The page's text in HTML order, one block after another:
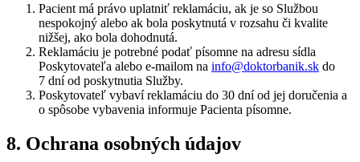
Pacient má právo uplatniť reklamáciu, ak je so Službou
nespokojný alebo ak bola poskytnutá v rozsahu či kvalite
nižšej, ako bola dohodnutá.
Reklamáciu je potrebné podať písomne na adresu sídla
Poskytovateľa alebo e‑mailom na info@doktorbanik.sk do
7 dní od poskytnutia Služby.
Poskytovateľ vybaví reklamáciu do 30 dní od jej doručenia a
o spôsobe vybavenia informuje Pacienta písomne.
8. Ochrana osobných údajov